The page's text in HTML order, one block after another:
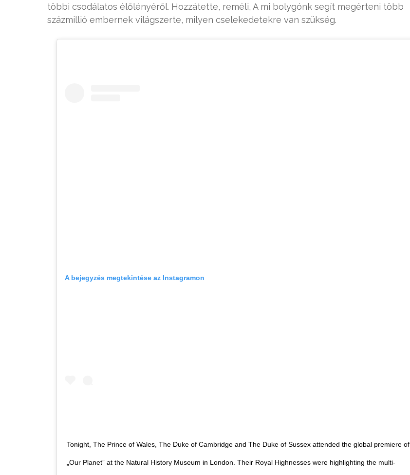
többi csodálatos élőlényéről. Hozzátette, reméli, A mi bolygónk segít megérteni több
százmillió embernek világszerte, milyen cselekedetekre van szükség.
A bejegyzés megtekintése az Instagramon
Tonight, The Prince of Wales, The Duke of Cambridge and The Duke of Sussex attended the global premiere of
„Our Planet” at the Natural History Museum in London. Their Royal Highnesses were highlighting the multi-